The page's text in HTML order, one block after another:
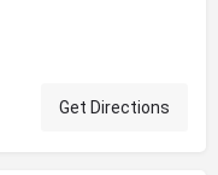
Get Directions